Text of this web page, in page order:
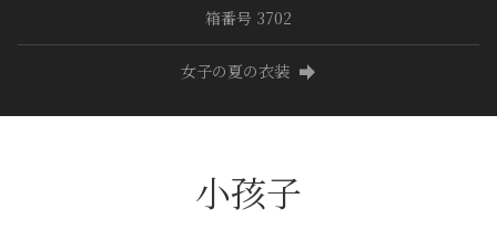
箱番号 3702
女子の夏の衣装
小孩子